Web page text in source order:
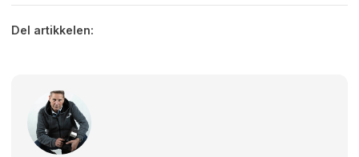
Del artikkelen: